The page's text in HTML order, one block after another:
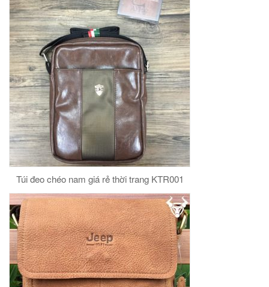
Túi đeo chéo nam giá rẻ thời trang KTR001